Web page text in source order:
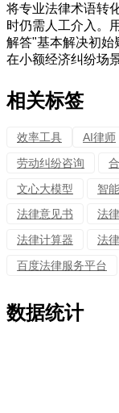
将专业法律术语转
时仍需人工介入。
解答"基本解决初始
在小额经济纠纷场
相关标签
效率工具 AI律师
劳动纠纷咨询
文心大模型
智
法律意见书
法
法律计算器
法
百度法律服务平台
数据统计